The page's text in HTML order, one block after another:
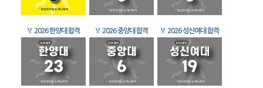
🏅 2026 한양대 합격 🏅 2026 중앙대 합격 🏅 2026 성신여대 합격